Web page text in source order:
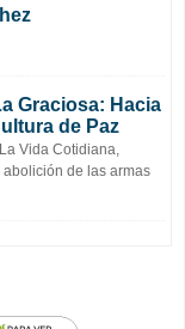
Graciosa: Hacia
de Paz
Vida Cotidiana,
abolición de las armas